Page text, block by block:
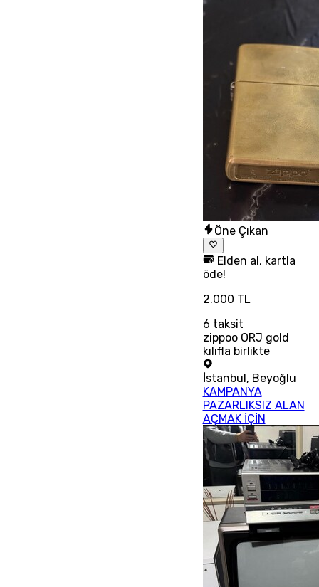
Öne Çıkan
Elden al, kartla
öde!
2.000 TL
6 taksit
zippoo ORJ gold
kılıfla birlikte
İstanbul , Beyoğlu
KAMPANYA
PAZARLIKSIZ ALAN
AÇMAK İÇİN